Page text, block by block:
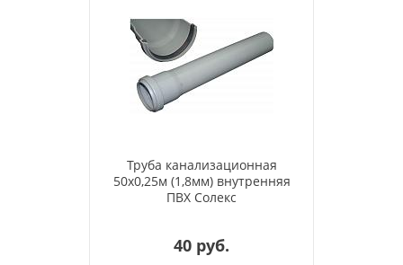
Труба канализационная
50х0,25м (1,8мм) внутренняя
ПВХ Солекс
40 руб.